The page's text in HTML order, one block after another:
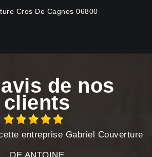
Cros De Cagnes 06800
de nos
clients
entreprise Gabriel Couverture